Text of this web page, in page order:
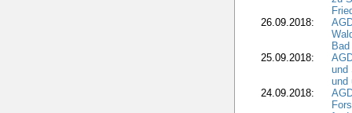
26.09.2018:
25.09.2018:
und
und
24.09.2018: